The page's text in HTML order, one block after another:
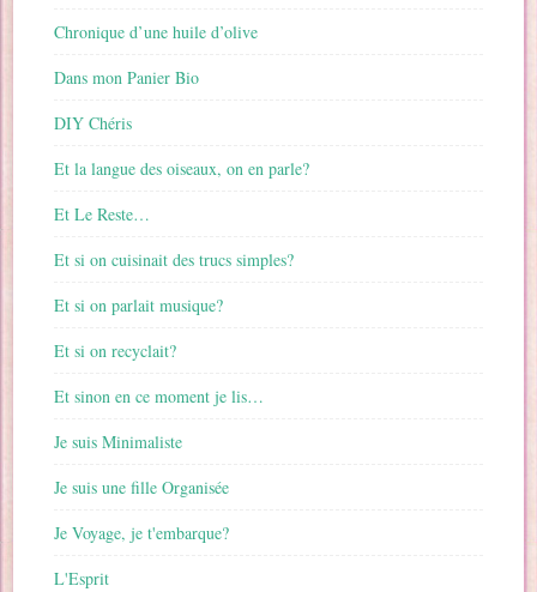
Chronique d’une huile d’olive
Dans mon Panier Bio
DIY Chéris
Et la langue des oiseaux, on en parle?
Et Le Reste…
Et si on cuisinait des trucs simples?
Et si on parlait musique?
Et si on recyclait?
Et sinon en ce moment je lis…
Je suis Minimaliste
Je suis une fille Organisée
Je Voyage, je t'embarque?
L'Esprit